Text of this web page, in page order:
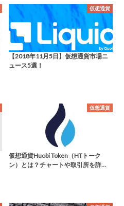
仮想通貨
【2018年11月5日】仮想通貨市場ニ
ュース5選！
仮想通貨
仮想通貨Huobi Token（HTトーク
ン）とは？チャートや取引所を詳…